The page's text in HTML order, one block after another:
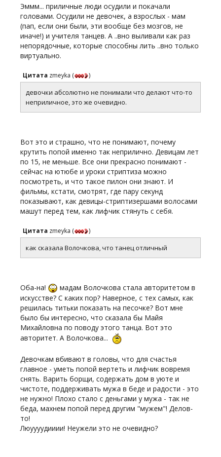
Эммм... приличные люди осудили и покачали
головами. Осудили не девочек, а взрослых - мам
(пап, если они были, эти вообще без мозгов, не
иначе!) и учителя танцев. А ..вно выливали как раз
непорядочные, которые способны лить ..вно только
виртуально.
Цитата zmeyka ( )
девочки абсолютно не понимали что делают что-то
неприличное, это же очевидно.
Вот это и страшно, что не понимают, почему
крутить попой именно так неприлично. Девицам лет
по 15, не меньше. Все они прекрасно понимают -
сейчас на ютюбе и уроки стриптиза можно
посмотреть, и что такое пилон они знают. И
фильмы, кстати, смотрят, где пару секунд
показывают, как девицы-стриптизершами волосами
машут перед тем, как лифчик стянуть с себя.
Цитата zmeyka ( )
как сказала Волочкова, что танец отличный
Оба-на!
мадам Волочкова стала авторитетом в
искусстве? С каких пор? Наверное, с тех самых, как
решилась титьки показать на песочке? Вот мне
было бы интересно, что сказала бы Майя
Михайловна по поводу этого танца. Вот это
авторитет. А Волочкова...
Девочкам вбивают в головы, что для счастья
главное - уметь попой вертеть и лифчик вовремя
снять. Варить борщи, содержать дом в уюте и
чистоте, поддерживать мужа в беде и радости - это
не нужно! Плохо стало с деньгами у мужа - так не
беда, махнем попой перед другим "мужем"! Делов-
то!
Люуууудииии! Неужели это не очевидно?